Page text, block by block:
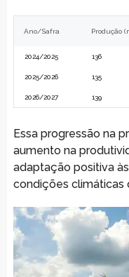
Ano/Safra Produção
2024/2025 136
2025/2026 135
2026/2027 139
Essa progressão na
aumento na
adaptação positiva
condições climáticas